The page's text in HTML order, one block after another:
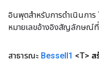
อินพุตสำหรับการดำเนินกา
หมายเลขอ้างอิงสัญลักษณ์
สาธารณะ BesselI1 <T> ส